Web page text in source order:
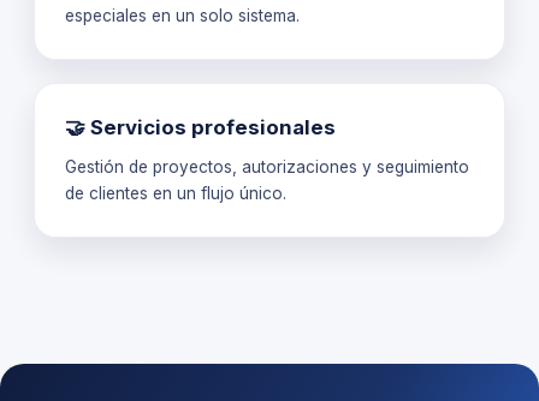
especiales en un solo sistema.
🤝 Servicios profesionales
Gestión de proyectos, autorizaciones y seguimiento
de clientes en un flujo único.